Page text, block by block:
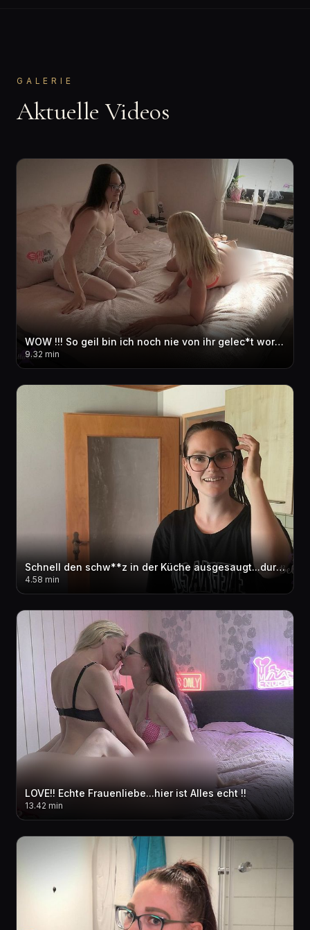
GALERIE
Aktuelle Videos
WOW !!! So geil bin ich noch nie von ihr gelec*t worden.....!!!
9.32 min
Schnell den schw**z in der Küche ausgesaugt...durfte ich das ?
4.58 min
LOVE!! Echte Frauenliebe...hier ist Alles echt !!
13.42 min